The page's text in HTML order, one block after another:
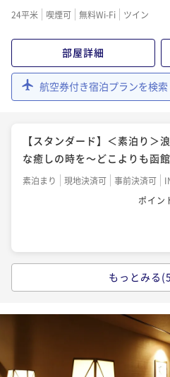
【早期割90】＜朝食付＞90日
以上確約！天然温泉と朝食バ
ポイン
【スタンダード】＜朝食付＞
朝食付き 現地決済可 事前決済可
ポイン
【LaVista～眺望～】＜朝食付
24平米 喫煙可 無料Wi-Fi ツイン
部屋詳細
航空券付き宿泊プランを検索
【スタンダード】＜素泊り＞
な癒しの時を～どこよりも函
素泊まり 現地決済可 事前決済可
ポイン
【4月・5月限定★ショートス
IN 17:00 -
ポイン
もっとみる